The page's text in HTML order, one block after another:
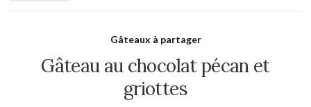
Gâteaux à partager
Gâteau au chocolat pécan et
griottes